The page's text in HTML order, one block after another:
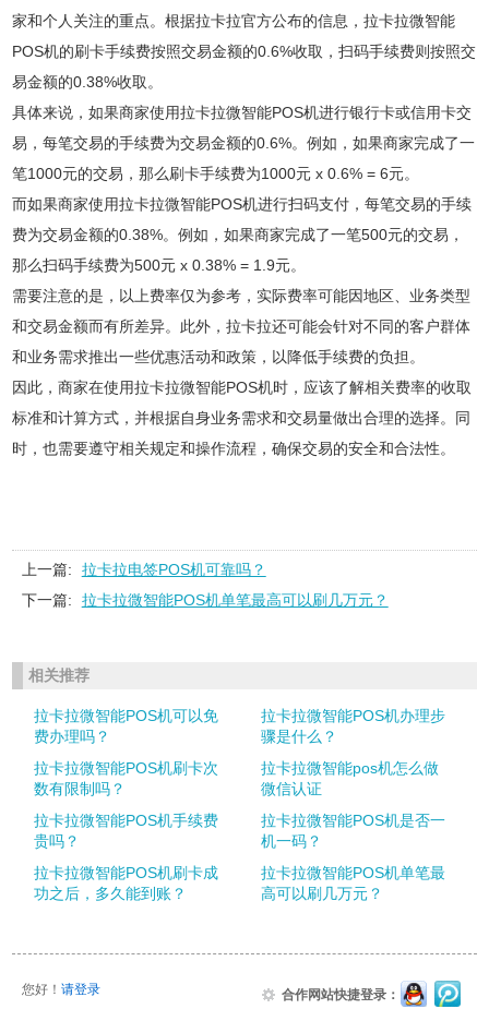
家和个人关注的重点。根据拉卡拉官方公布的信息，拉卡拉微智能
POS机的刷卡手续费按照交易金额的0.6%收取，扫码手续费则按照交
易金额的0.38%收取。
具体来说，如果商家使用拉卡拉微智能POS机进行银行卡或信用卡交
易，每笔交易的手续费为交易金额的0.6%。例如，如果商家完成了一
笔1000元的交易，那么刷卡手续费为1000元 x 0.6% = 6元。
而如果商家使用拉卡拉微智能POS机进行扫码支付，每笔交易的手续
费为交易金额的0.38%。例如，如果商家完成了一笔500元的交易，
那么扫码手续费为500元 x 0.38% = 1.9元。
需要注意的是，以上费率仅为参考，实际费率可能因地区、业务类型
和交易金额而有所差异。此外，拉卡拉还可能会针对不同的客户群体
和业务需求推出一些优惠活动和政策，以降低手续费的负担。
因此，商家在使用拉卡拉微智能POS机时，应该了解相关费率的收取
标准和计算方式，并根据自身业务需求和交易量做出合理的选择。同
时，也需要遵守相关规定和操作流程，确保交易的安全和合法性。
上一篇:
拉卡拉电签POS机可靠吗？
下一篇:
拉卡拉微智能POS机单笔最高可以刷几万元？
相关推荐
拉卡拉微智能POS机可以免
费办理吗？
拉卡拉微智能POS机办理步
骤是什么？
拉卡拉微智能POS机刷卡次
数有限制吗？
拉卡拉微智能pos机怎么做
微信认证
拉卡拉微智能POS机手续费
贵吗？
拉卡拉微智能POS机是否一
机一码？
拉卡拉微智能POS机刷卡成
功之后，多久能到账？
拉卡拉微智能POS机单笔最
高可以刷几万元？
您好！ 请登录 合作网站快捷登录：